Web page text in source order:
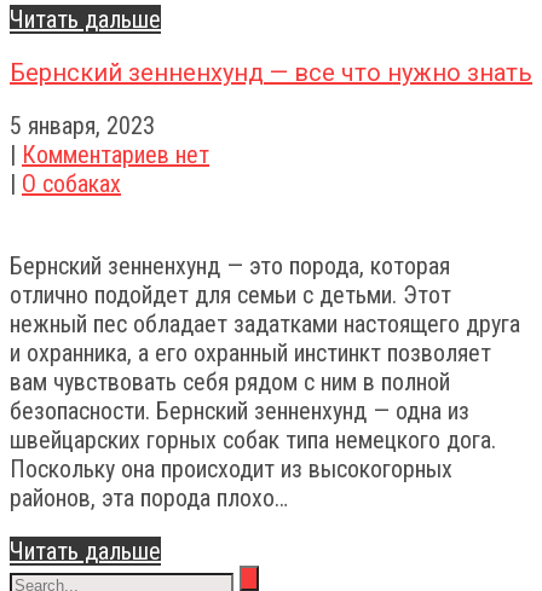
Читать дальше
Бернский зенненхунд — все что нужно знать
5 января, 2023
| Комментариев нет
| О собаках
Бернский зенненхунд — это порода, которая
отлично подойдет для семьи с детьми. Этот
нежный пес обладает задатками настоящего друга
и охранника, а его охранный инстинкт позволяет
вам чувствовать себя рядом с ним в полной
безопасности. Бернский зенненхунд — одна из
швейцарских горных собак типа немецкого дога.
Поскольку она происходит из высокогорных
районов, эта порода плохо…
Читать дальше